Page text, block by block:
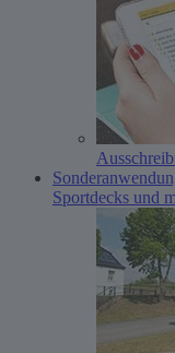
Sportdecks und